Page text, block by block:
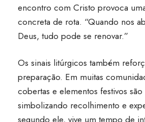
encontro com Cristo provoca
concreta de rota. “Quando nos
Deus, tudo pode se renovar.”
Os sinais litúrgicos também
preparação. Em muitas
cobertas e elementos festivos
simbolizando recolhimento e
segundo ele, vive um tempo de